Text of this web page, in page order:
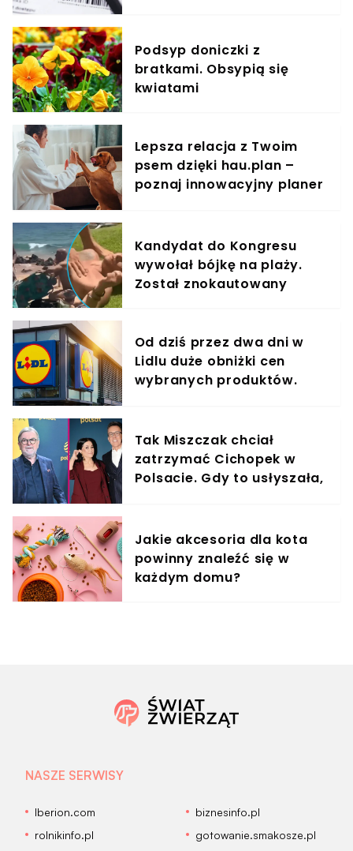
Podsyp doniczki z
bratkami. Obsypią się
kwiatami
Lepsza relacja z Twoim
psem dzięki hau.plan –
poznaj innowacyjny planer
Kandydat do Kongresu
wywołał bójkę na plaży.
Został znokautowany
Od dziś przez dwa dni w
Lidlu duże obniżki cen
wybranych produktów.
Tak Miszczak chciał
zatrzymać Cichopek w
Polsacie. Gdy to usłyszała,
Jakie akcesoria dla kota
powinny znaleźć się w
każdym domu?
NASZE SERWISY
Iberion.com
biznesinfo.pl
rolnikinfo.pl
gotowanie.smakosze.pl